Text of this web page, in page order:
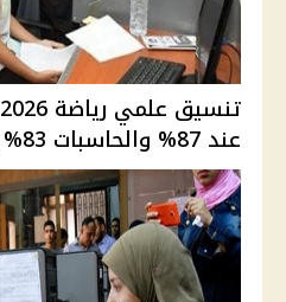
عند 87% والحاسبات 83% وأماكن بال...